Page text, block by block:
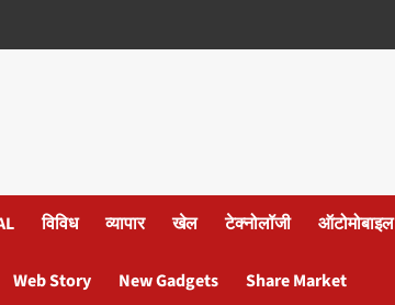
विविध व्यापार खेल टेक्नोलॉजी ऑटोमोबाइल
Web Story New Gadgets Share Market